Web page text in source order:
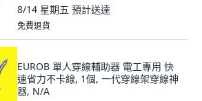
8/14 星期五 預計送達
免費退貨
EUROB 單人穿線輔助器 電工專用 快
速省力不卡線, 1個, 一代穿線架穿線神
器, N/A